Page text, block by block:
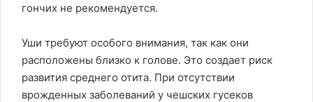
гончих не рекомендуется.
Уши требуют особого внимания, так как они
расположены близко к голове. Это создает риск
развития среднего отита. При отсутствии
врожденных заболеваний у чешских гусеков